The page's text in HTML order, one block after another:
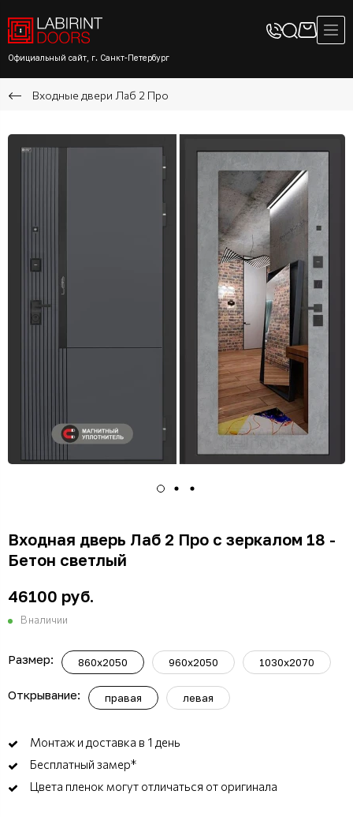
Официальный сайт, г. Санкт-Петербург
Входные двери Лаб 2 Про
Входная дверь Лаб 2 Про с зеркалом 18 -
Бетон светлый
46100 руб.
В наличии
Размер: 860х2050 960х2050 1030х2070
Открывание: правая левая
Монтаж и доставка в 1 день
Бесплатный замер*
Цвета пленок могут отличаться от оригинала